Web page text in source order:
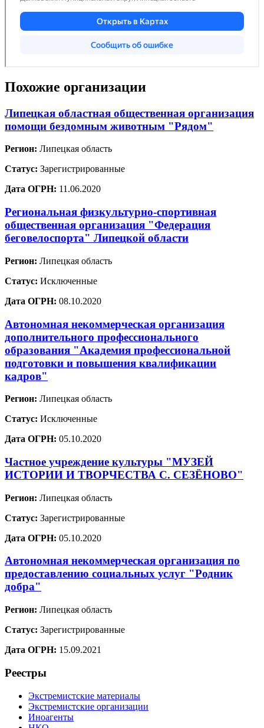
Похожие организации
Липецкая областная общественная организация
помощи бездомным животным "Рядом"
Регион: Липецкая область
Статус: Зарегистрированные
Дата ОГРН: 11.06.2020
Региональная физкультурно-спортивная
общественная организация "Федерация
беговелоспорта" Липецкой области
Регион: Липецкая область
Статус: Исключенные
Дата ОГРН: 08.10.2020
Автономная некоммерческая организация
дополнительного профессионального
образования "Академия профессиональной
подготовки и повышения квалификации
кадров"
Регион: Липецкая область
Статус: Исключенные
Дата ОГРН: 05.10.2020
Частное учреждение культуры "МУЗЕЙ
ИСТОРИИ И ТВОРЧЕСТВА С. СЕЗЁНОВО"
Регион: Липецкая область
Статус: Зарегистрированные
Дата ОГРН: 05.10.2020
Автономная некоммерческая организация по
предоставлению социальных услуг "Родник
добра"
Регион: Липецкая область
Статус: Зарегистрированные
Дата ОГРН: 15.09.2021
Реестры
Экстремистские материалы
Экстремистские организации
Иноагенты